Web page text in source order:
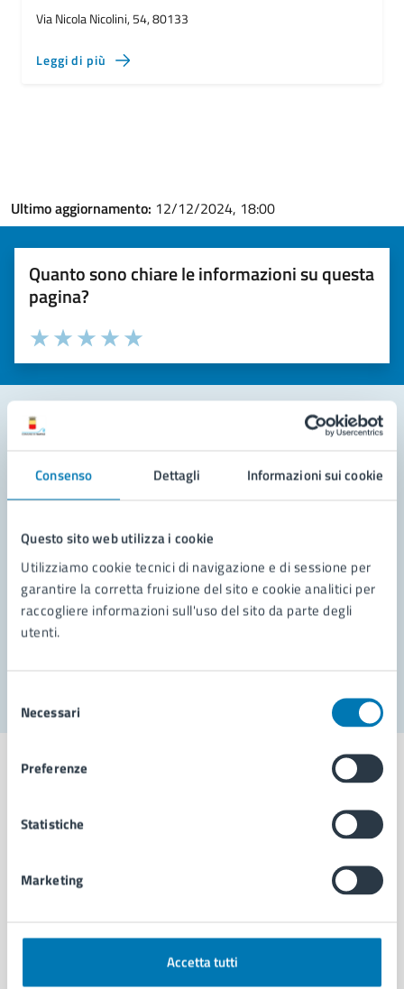
Consenso Dettagli Informazioni sui cookie
Questo sito web utilizza i cookie
Utilizziamo cookie tecnici di navigazione e di sessione per
garantire la corretta fruizione del sito e cookie analitici per
raccogliere informazioni sull'uso del sito da parte degli
utenti.
delNecessari
Preferenze
Statistiche
Marketing
Accetta tutti
Via Nicola Nicolini, 54, 80133
Leggi di più
Ultimo aggiornamento: 12/12/2024, 18:00
Quanto sono chiare le informazioni su questa
pagina?
Valuta la chiarezza delle informazioni (da 1 a 5 stelle)
Seleziona il numero di stelle per valutare la chiarezza delle
Valuta 5 stelle su 5
Valuta 4 stelle su 5
Valuta 3 stelle su 5
Valuta 2 stelle su 5
Valuta 1 stelle su 5
Leggi le domande frequenti
Richiedi assistenza
Prenota appuntamento
Problemi in città
Comune di Napoli
AMMINISTRAZIONE
Organi di governo